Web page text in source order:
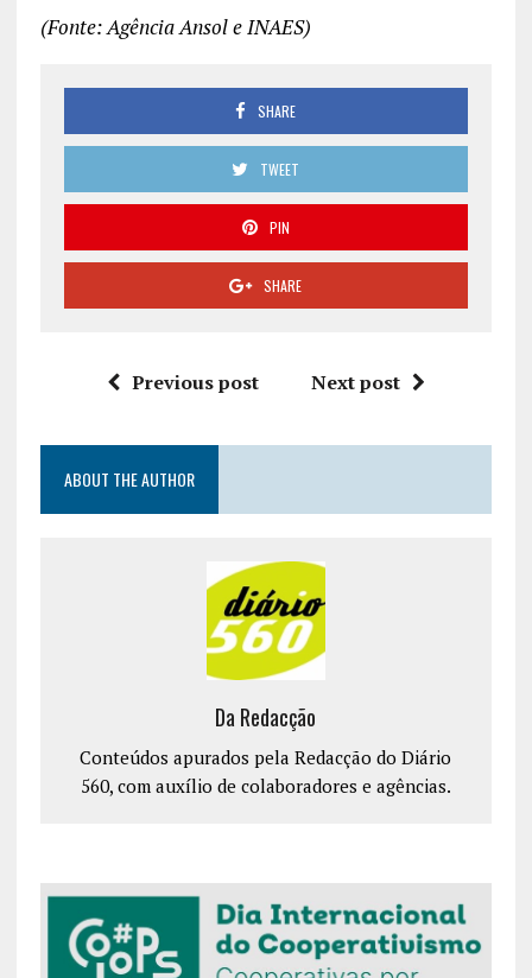
(Fonte: Agência Ansol e INAES)
SHARE
TWEET
PIN
SHARE
Previous post Next post
ABOUT THE AUTHOR
Da Redacção
Conteúdos apurados pela Redacção do Diário
560, com auxílio de colaboradores e agências.